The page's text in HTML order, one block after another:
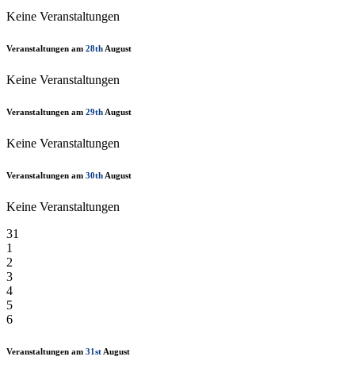
Keine Veranstaltungen
Veranstaltungen am 28th August
Keine Veranstaltungen
Veranstaltungen am 29th August
Keine Veranstaltungen
Veranstaltungen am 30th August
Keine Veranstaltungen
31
1
2
3
4
5
6
Veranstaltungen am 31st August